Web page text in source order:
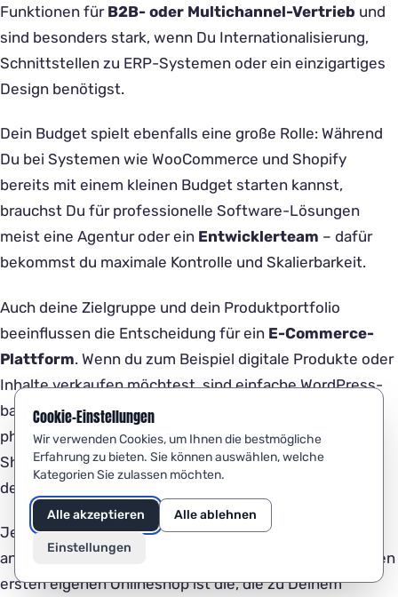
Funktionen für B2B- oder Multichannel-Vertrieb und
sind besonders stark, wenn Du Internationalisierung,
Schnittstellen zu ERP-Systemen oder ein einzigartiges
Design benötigst.
Dein Budget spielt ebenfalls eine große Rolle: Während
Du bei Systemen wie WooCommerce und Shopify
bereits mit einem kleinen Budget starten kannst,
brauchst Du für professionelle Software-Lösungen
meist eine Agentur oder ein Entwicklerteam – dafür
bekommst du maximale Kontrolle und Skalierbarkeit.
Auch deine Zielgruppe und dein Produktportfolio
beeinflussen die Entscheidung für ein E-Commerce-
Plattform. Wenn du zum Beispiel digitale Produkte oder
Inhalte verkaufen möchtest, sind einfache WordPress-
basierte Systeme mit WooCommerce ideal. Für
physische Produkte mit Lagerhaltung und Logistik ist
Shopware 6 eine gute Wahl, besonders im
deutschsprachigen Raum.
Je nach Ziel, Geschäftsmodell und Ressourcen ist ein
anderes
Shopsystem
sinnvoll. Die beste Lösung für den
ersten eigenen Onlineshop ist die, die zu Deinem
Cookie-Einstellungen
Wir verwenden Cookies, um Ihnen die bestmögliche
Erfahrung zu bieten. Sie können auswählen, welche
Kategorien Sie zulassen möchten.
Alle akzeptieren Alle ablehnen
Einstellungen